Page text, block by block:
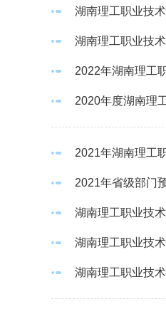
湖南理工职业技
湖南理工职业技
2022年湖南理工
2020年度湖南理
2021年湖南理工
2021年省级部门
湖南理工职业技
湖南理工职业技
湖南理工职业技